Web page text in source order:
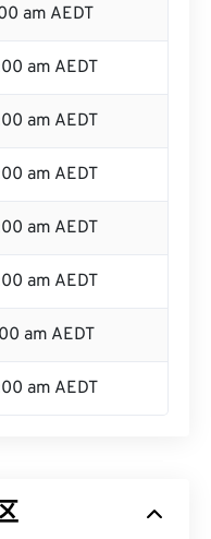
am AEDT (午夜)
am AEDT
am AEDT
am AEDT
am AEDT
am AEDT
am AEDT
am AEDT